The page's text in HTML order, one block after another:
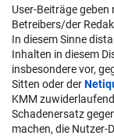
User-Beiträge
Betreibers/der
In diesem Sinne
Inhalten in diesem
insbesondere vor,
Sitten oder der
KMM
Schadenersatz
machen, die Nutzer-